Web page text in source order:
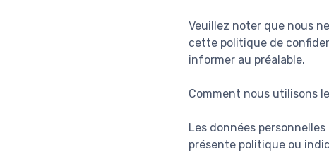
Veuillez noter que nous
cette politique de
informer au préalable.
Comment nous utilisons
Les données
présente politique ou